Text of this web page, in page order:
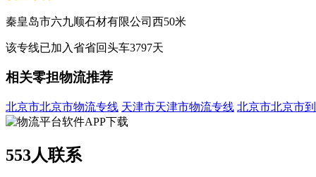
秦皇岛市六九顺石材有限公司西50米
该专线已加入省省回头车3797天
相关零担物流推荐
北京市北京市物流专线 天津市天津市物流专线 北京市北京市
553人联系